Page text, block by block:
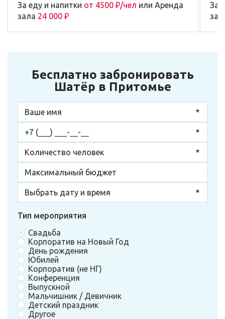
За еду и напитки от 4500 ₽/чел или Аренда
зала 24 000 ₽
За
Бесплатно забронировать
Шатёр в Притомье
Тип мероприятия
Свадьба
Корпоратив на Новый Год
День рождения
Юбилей
Корпоратив (не НГ)
Конференция
Выпускной
Мальчишник / Девичник
Детский праздник
Другое